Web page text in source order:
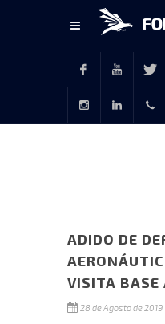
FacebookYoutube
ADIDO DE
VISITA BASE
28 de Agosto de 2019